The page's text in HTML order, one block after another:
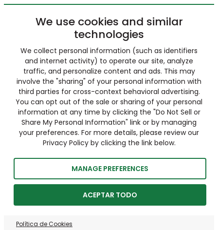
We use cookies and similar
technologies
We collect personal information (such as identifiers
and internet activity) to operate our site, analyze
traffic, and personalize content and ads. This may
involve the "sharing" of your personal information with
third parties for cross-context behavioral advertising.
You can opt out of the sale or sharing of your personal
information at any time by clicking the "Do Not Sell or
Share My Personal Information" link or by managing
your preferences. For more details, please review our
Privacy Policy by clicking the link below.
MANAGE PREFERENCES
ACEPTAR TODO
Política de Cookies